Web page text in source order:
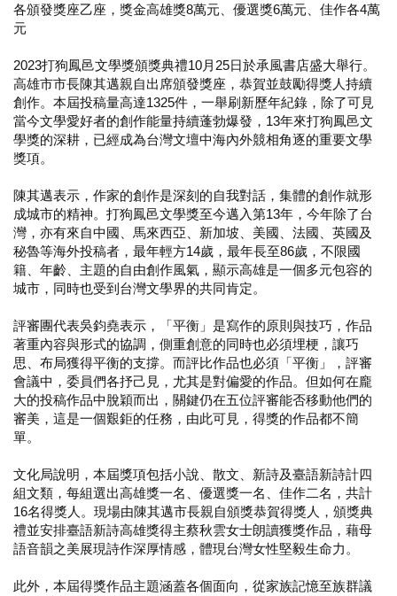
各頒發獎座乙座，獎金高雄獎8萬元、優選獎6萬元、佳作各4萬
元
2023打狗鳳邑文學獎頒獎典禮10月25日於承風書店盛大舉行。
高雄市市長陳其邁親自出席頒發獎座，恭賀並鼓勵得獎人持續
創作。本屆投稿量高達1325件，一舉刷新歷年紀錄，除了可見
當今文學愛好者的創作能量持續蓬勃爆發，13年來打狗鳳邑文
學獎的深耕，已經成為台灣文壇中海內外競相角逐的重要文學
獎項。
陳其邁表示，作家的創作是深刻的自我對話，集體的創作就形
成城市的精神。打狗鳳邑文學獎至今邁入第13年，今年除了台
灣，亦有來自中國、馬來西亞、新加坡、美國、法國、英國及
秘魯等海外投稿者，最年輕方14歲，最年長至86歲，不限國
籍、年齡、主題的自由創作風氣，顯示高雄是一個多元包容的
城市，同時也受到台灣文學界的共同肯定。
評審團代表吳鈞堯表示，「平衡」是寫作的原則與技巧，作品
著重內容與形式的協調，側重創意的同時也必須埋梗，讓巧
思、布局獲得平衡的支撐。而評比作品也必須「平衡」，評審
會議中，委員們各抒己見，尤其是對偏愛的作品。但如何在龐
大的投稿作品中脫穎而出，關鍵仍在五位評審能否移動他們的
審美，這是一個艱鉅的任務，由此可見，得獎的作品都不簡
單。
文化局說明，本屆獎項包括小說、散文、新詩及臺語新詩計四
組文類，每組選出高雄獎一名、優選獎一名、佳作二名，共計
16名得獎人。現場由陳其邁市長親自頒獎恭賀得獎人，頒獎典
禮並安排臺語新詩高雄獎得主蔡秋雲女士朗讀獲獎作品，藉母
語音韻之美展現詩作深厚情感，體現台灣女性堅毅生命力。
此外，本屆得獎作品主題涵蓋各個面向，從家族記憶至族群議